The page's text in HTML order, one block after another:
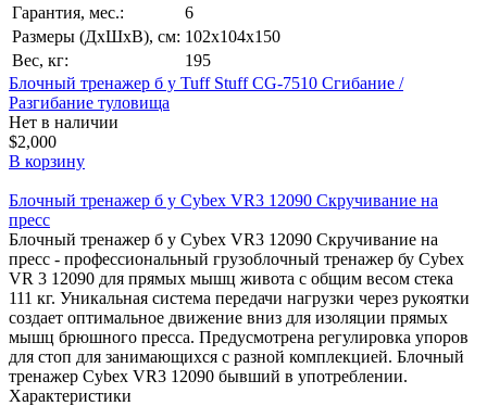
Гарантия, мес.:
6
Размеры (ДхШхВ), см: 102х104х150
Вес, кг:
195
Блочный тренажер б у Tuff Stuff CG-7510 Сгибание /
Разгибание туловища
Нет в наличии
$2,000
В корзину
Блочный тренажер б у Cybex VR3 12090 Скручивание на
пресс
Блочный тренажер б у Cybex VR3 12090 Скручивание на
пресс - профессиональный грузоблочный тренажер бу Cybex
VR 3 12090 для прямых мышц живота с общим весом стека
111 кг. Уникальная система передачи нагрузки через рукоятки
создает оптимальное движение вниз для изоляции прямых
мышц брюшного пресса. Предусмотрена регулировка упоров
для стоп для занимающихся с разной комплекцией. Блочный
тренажер Cybex VR3 12090 бывший в употреблении.
Характеристики